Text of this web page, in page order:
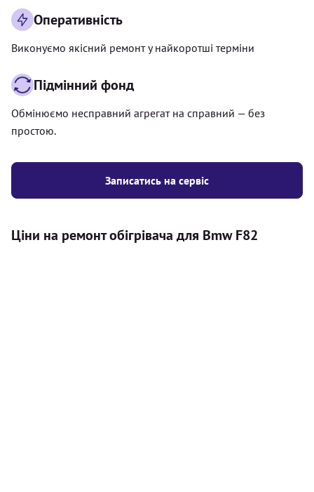
Записатись на сервіс
Оперативність
Виконуємо якісний ремонт у найкоротші терміни
Підмінний фонд
Обмінюємо несправний агрегат на справний — без
простою.
Ціни на ремонт обігрівача для Bmw F82